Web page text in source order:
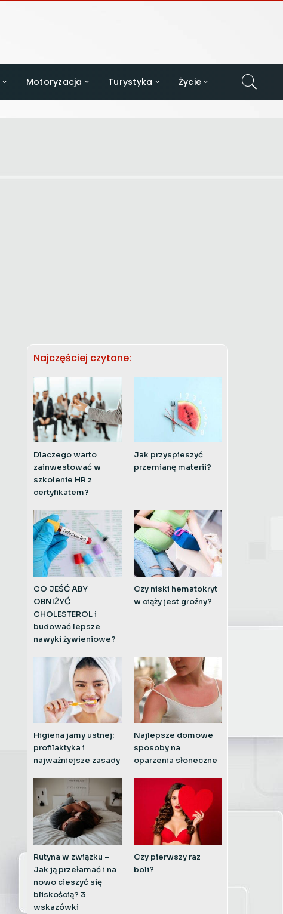
Motoryzacja Turystyka Życie
Najczęściej czytane:
Dlaczego warto
zainwestować w
szkolenie HR z
certyfikatem?
Jak przyspieszyć
przemianę materii?
CO JEŚĆ ABY
OBNIŻYĆ
CHOLESTEROL i
budować lepsze
nawyki żywieniowe?
Czy niski hematokryt
w ciąży jest groźny?
Higiena jamy ustnej:
profilaktyka i
najważniejsze zasady
Najlepsze domowe
sposoby na
oparzenia słoneczne
Rutyna w związku –
Jak ją przełamać i na
nowo cieszyć się
bliskością? 3
wskazówki
Czy pierwszy raz
boli?